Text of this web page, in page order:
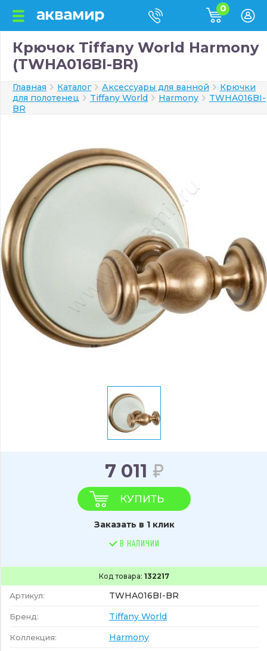
0
Крючок Tiffany World Harmony
(TWHA016BI-BR)
Главная Каталог Аксессуары для ванной
Крючки
для полотенец
Tiffany World Harmony
TWHA016BI-
BR
Код товара: 132217
Артикул: TWHA016BI-BR
Бренд: Tiffany World
Коллекция: Harmony
7 011
КУПИТЬ
Заказать в 1 клик
В НАЛИЧИИ